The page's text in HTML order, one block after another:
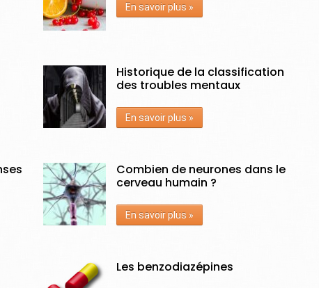
En savoir plus »
Historique de la classification
des troubles mentaux
En savoir plus »
Combien de neurones dans le
cerveau humain ?
En savoir plus »
Les benzodiazépines